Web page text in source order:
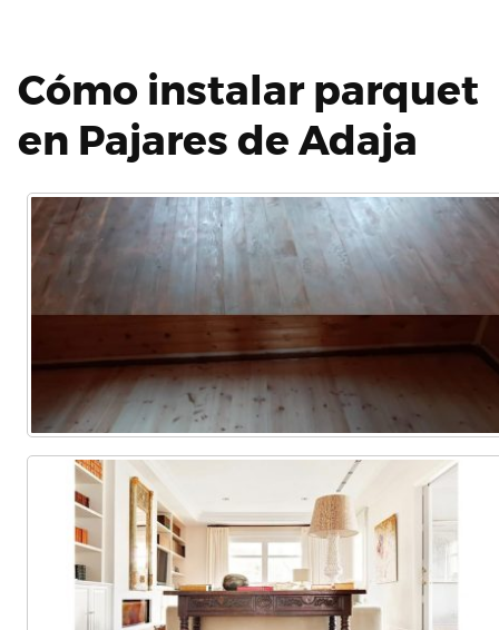
Cómo instalar parquet
en Pajares de Adaja